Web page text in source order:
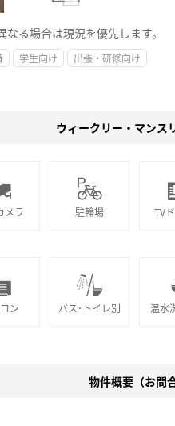
る場合は現況を優先します。
学生向け 出張・研修向け
ウィークリー・マンス
メラ 駐輪場 TV
ン バス･トイレ別 温水
物件概要（お問